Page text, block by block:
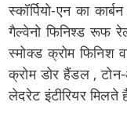
स्कॉर्पियो-एन का
गैल्वेनो फिनिश्ड रूफ
स्मोक्ड क्रोम फिनिश
क्रोम डोर हैंडल ,
लेदरेट इंटीरियर मिलते